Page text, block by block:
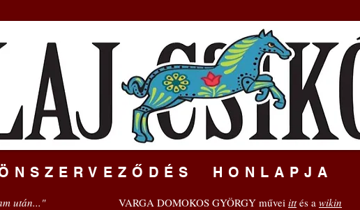
HONLAPJA
után..." VARGA DOMOKOS GYÖRGY művei ittés a wikin